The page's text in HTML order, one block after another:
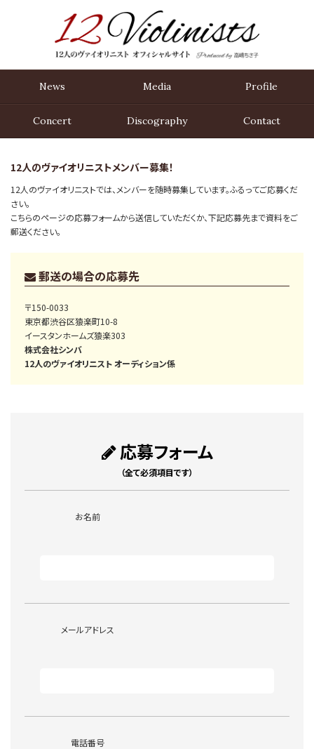
News Media Profile
Concert Discography Contact
12人のヴァイオリニストメンバー募集！
12人のヴァイオリニストでは、メンバーを随時募集しています。ふるってご応募くだ
さい。
こちらのページの応募フォームから送信していただくか、下記応募先まで資料をご
郵送ください。
郵送の場合の応募先
〒150-0033
東京都渋谷区猿楽町10-8
イースタンホームズ猿楽303
株式会社シンバ
12人のヴァイオリニスト オーディション係
応募フォーム
（全て必須項目です）
お名前
メールアドレス
電話番号